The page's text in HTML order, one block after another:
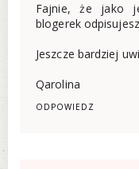
Fajnie, że jako
blogerek
Jeszcze bardziej
Qarolina
ODPOWIEDZ